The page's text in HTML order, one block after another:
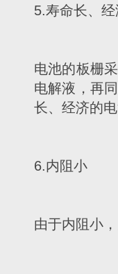
5.寿命长、
电池的板栅
电解液，再
长、经济的
6.内阻小
由于内阻小